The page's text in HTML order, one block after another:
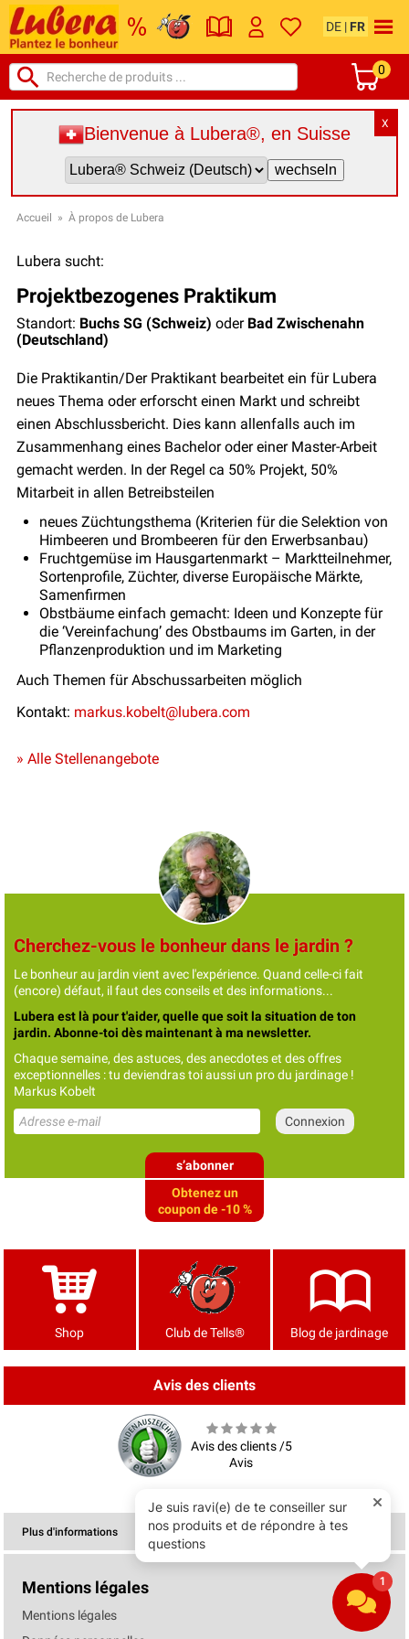
DE | FR
0
X
Bienvenue à Lubera®, en Suisse
Accueil » À propos de Lubera
Lubera sucht:
Projektbezogenes Praktikum
Standort: Buchs SG (Schweiz) oder Bad Zwischenahn
(Deutschland)
Die Praktikantin/Der Praktikant bearbeitet ein für Lubera
neues Thema oder erforscht einen Markt und schreibt
einen Abschlussbericht. Dies kann allenfalls auch im
Zusammenhang eines Bachelor oder einer Master-Arbeit
gemacht werden. In der Regel ca 50% Projekt, 50%
Mitarbeit in allen Betreibsteilen
neues Züchtungsthema (Kriterien für die Selektion von
Himbeeren und Brombeeren für den Erwerbsanbau)
Fruchtgemüse im Hausgartenmarkt – Marktteilnehmer,
Sortenprofile, Züchter, diverse Europäische Märkte,
Samenfirmen
Obstbäume einfach gemacht: Ideen und Konzepte für
die ‘Vereinfachung’ des Obstbaums im Garten, in der
Pflanzenproduktion und im Marketing
Auch Themen für Abschussarbeiten möglich
Kontakt: markus.kobelt@lubera.com
» Alle Stellenangebote
Cherchez-vous le bonheur dans le jardin ?
Le bonheur au jardin vient avec l'expérience. Quand celle-ci fait
(encore) défaut, il faut des conseils et des informations...
Lubera est là pour t'aider, quelle que soit la situation de ton
jardin. Abonne-toi dès maintenant à ma newsletter.
Chaque semaine, des astuces, des anecdotes et des offres
exceptionnelles : tu deviendras toi aussi un pro du jardinage !
Markus Kobelt
s’abonner
Obtenez un
coupon de -10 %
Shop Club de Tells® Blog de jardinage
Avis des clients
Avis des clients /5
Avis
Plus d'informations
Mentions légales
Mentions légales